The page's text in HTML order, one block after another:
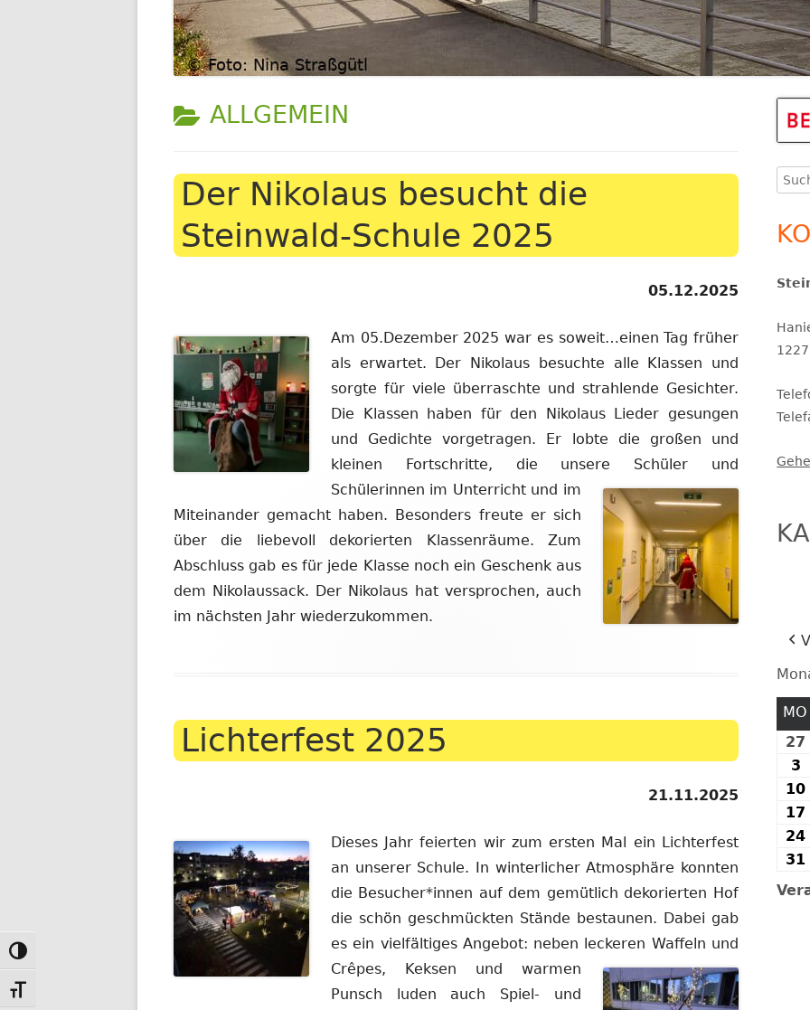
Toggle High Contrast
Toggle Font size
SCHULSOZIALARBEIT
ERGÄNZENDE BETREUUNG
SCHULPROGRAMM UND
SCHULINSPEKTION
SCHULORDNUNG UND
KATEGORIE:
ALLGEMEIN
Der Nikolaus besucht die
Steinwald-Schule 2025
05.12.2025
Am 05.Dezember 2025 war es soweit…einen Tag früher
als erwartet. Der Nikolaus besuchte alle Klassen und
sorgte für viele überraschte und strahlende Gesichter.
Die Klassen haben für den Nikolaus Lieder gesungen
und Gedichte vorgetragen. Er lobte die großen und
kleinen Fortschritte, die unsere Schüler und
Schülerinnen im Unterricht und im
Miteinander gemacht haben. Besonders freute er sich
über die liebevoll dekorierten Klassenräume. Zum
Abschluss gab es für jede Klasse noch ein Geschenk aus
dem Nikolaussack. Der Nikolaus hat versprochen, auch
im nächsten Jahr wiederzukommen.
Lichterfest 2025
21.11.2025
Dieses Jahr feierten wir zum ersten Mal ein Lichterfest
an unserer Schule. In winterlicher Atmosphäre konnten
die Besucher*innen auf dem gemütlich dekorierten Hof
die schön geschmückten Stände bestaunen. Dabei gab
es ein vielfältiges Angebot: neben leckeren Waffeln und
Crêpes, Keksen und warmen
Punsch luden auch Spiel- und
MO
27
3
10
17
24
31